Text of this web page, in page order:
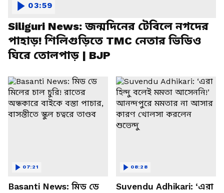
Siliguri News: জন্মদিনের টেবিলে নগদের
পাহাড়! শিলিগুড়িতে TMC নেতার ভিডিও
ঘিরে তোলপাড় | BJP
03:59
Basanti News: মিড ডে
07:21
Suvendu Adhikari: ‘এরা
08:28